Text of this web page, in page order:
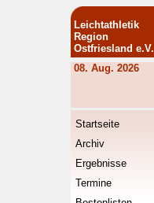
Leichtathletik
Region
Ostfriesland e.V.
08. Aug. 2026
Startseite
Archiv
Ergebnisse
Termine